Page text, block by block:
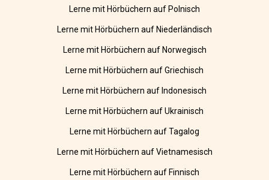
Lerne mit Hörbüchern auf Polnisch
Lerne mit Hörbüchern auf Niederländisch
Lerne mit Hörbüchern auf Norwegisch
Lerne mit Hörbüchern auf Griechisch
Lerne mit Hörbüchern auf Indonesisch
Lerne mit Hörbüchern auf Ukrainisch
Lerne mit Hörbüchern auf Tagalog
Lerne mit Hörbüchern auf Vietnamesisch
Lerne mit Hörbüchern auf Finnisch